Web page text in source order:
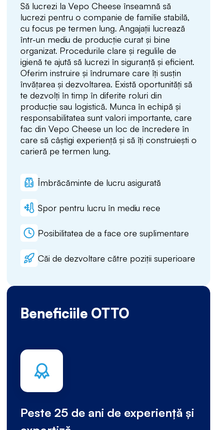
Să lucrezi la Vepo Cheese înseamnă să
lucrezi pentru o companie de familie stabilă,
cu focus pe termen lung. Angajații lucrează
într-un mediu de producție curat și bine
organizat. Procedurile clare și regulile de
igienă te ajută să lucrezi în siguranță și eficient.
Oferim instruire și îndrumare care îți susțin
învățarea și dezvoltarea. Există oportunități să
te dezvolți în timp în diferite roluri din
producție sau logistică. Munca în echipă și
responsabilitatea sunt valori importante, care
fac din Vepo Cheese un loc de încredere în
care să câștigi experiență și să îți construiești o
carieră pe termen lung.
Îmbrăcăminte de lucru asigurată
Spor pentru lucru în mediu rece
Posibilitatea de a face ore suplimentare
Căi de dezvoltare către poziții superioare
Beneficiile OTTO
Peste 25 de ani de experiență și